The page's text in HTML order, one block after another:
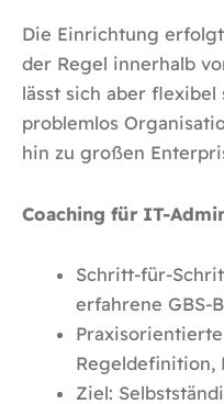
Die Einrichtung
der Regel innerhalb
lässt sich aber
problemlos
hin zu großen
Coaching für IT-
Schritt-für-
erfahrene GBS-
Regeldefinition,
Ziel: